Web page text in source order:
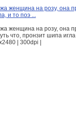
женщина на розу, она
и то поэ ...
женщина на розу, она
что, пронзит шипа
| 300dpi |